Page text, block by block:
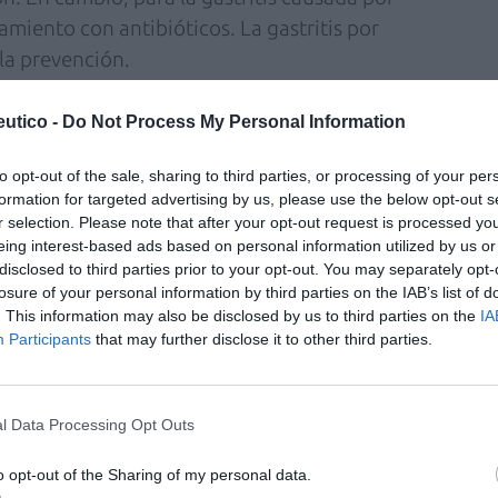
- Do Not Process My Personal Information
opt-out of the sale, sharing to third parties, or processing of your
for targeted advertising by us, please use the below opt-out
selection. Please note that after your opt-out request is processed
interest-based ads based on personal information utilized by us
to third parties prior to your opt-out. You may separately
of your personal information by third parties on the IAB’s list of
This information may also be disclosed by us to third parties on the
Participants that may further disclose it to other third parties.
Data Processing Opt Outs
opt-out of the Sharing of my personal data.
con antibióticos. La gastritis por
prevención.
se tratan con sueroterapia intravenosa
Se debe intentar realizar una
optará por la cirugía (gastrectomía) como
del agente causante y la
la acidez gástrica puede ser lo único
a úlcera gástrica, lo que requerirá
procurar comer sentado y con tiempo.